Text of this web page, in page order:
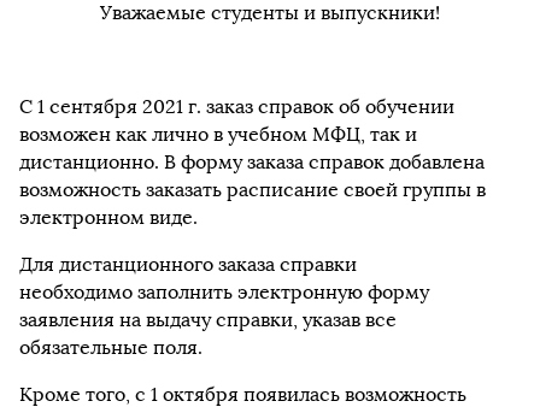
Уважаемые студенты и выпускники!
С 1 сентября 2021 г. заказ справок об обучении
возможен как лично в учебном МФЦ, так и
дистанционно. В форму заказа справок добавлена
возможность заказать расписание своей группы в
электронном виде.
Для дистанционного заказа справки
необходимо заполнить электронную форму
заявления на выдачу справки, указав все
обязательные поля.
Кроме того, с 1 октября появилась возможность